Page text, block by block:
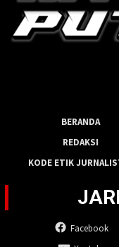
BERANDA
REDAKSI
KODE ETIK
Facebook